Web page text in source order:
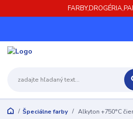
Špeciálne farby Alkyton +750°C